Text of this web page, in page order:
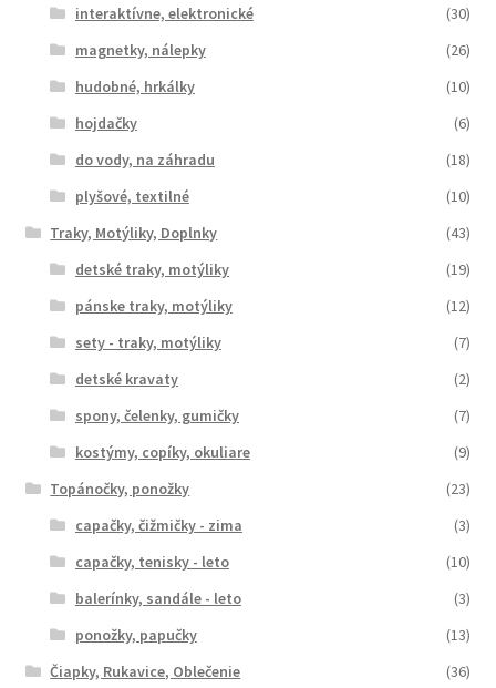
interaktívne, elektronické
(30)
magnetky, nálepky
(26)
hudobné, hrkálky
(10)
hojdačky
(6)
do vody, na záhradu
(18)
plyšové, textilné
(10)
Traky, Motýliky, Doplnky
(43)
detské traky, motýliky
(19)
pánske traky, motýliky
(12)
sety - traky, motýliky
(7)
detské kravaty
(2)
spony, čelenky, gumičky
(7)
kostýmy, copíky, okuliare
(9)
Topánočky, ponožky
(23)
capačky, čižmičky - zima
(3)
capačky, tenisky - leto
(10)
balerínky, sandále - leto
(3)
ponožky, papučky
(13)
Čiapky, Rukavice, Oblečenie
(36)